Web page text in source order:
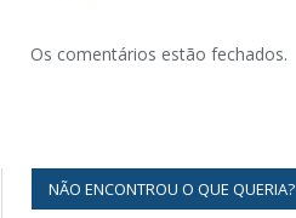
Os comentários estão fechados.
NÃO ENCONTROU O QUE QUERIA?